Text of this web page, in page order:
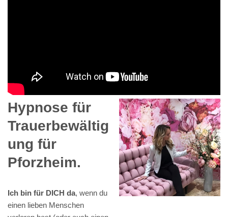
Hypnose für
Trauerbewältig
ung für
Pforzheim.
Ich bin für DICH da, wenn du
einen lieben Menschen